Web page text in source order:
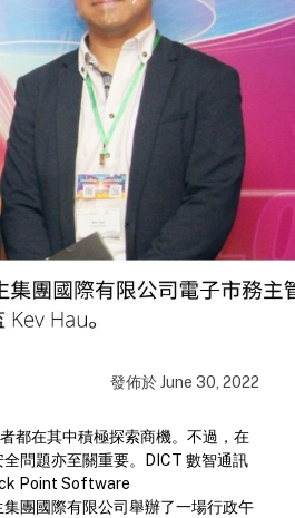
發佈於June 30, 2022
都在其中積極探索商機。不過，在
問題亦至關重要。DICT 數智通訊
Point Software
團國際有限公司舉辦了一場行政午